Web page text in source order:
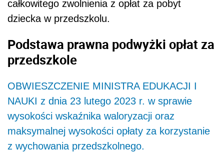
całkowitego zwolnienia z opłat za pobyt
dziecka w przedszkolu.
Podstawa prawna podwyżki opłat za
przedszkole
OBWIESZCZENIE MINISTRA EDUKACJI I
NAUKI z dnia 23 lutego 2023 r. w sprawie
wysokości wskaźnika waloryzacji oraz
maksymalnej wysokości opłaty za korzystanie
z wychowania przedszkolnego.